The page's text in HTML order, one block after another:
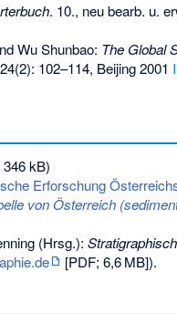
. 10., neu bearb. u.
Wu Shunbao: The Global
102–114, Beijing 2001
kB)
Erforschung
von Österreich
(Hrsg.):
[PDF; 6,6 MB]).